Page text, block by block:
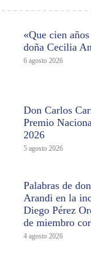
«Que cien
doña Cecilia
6 agosto 2026
Don Carlos
Premio
2026
5 agosto 2026
Palabras de
Arandi en la
Diego Pérez
de miembro
4 agosto 2026